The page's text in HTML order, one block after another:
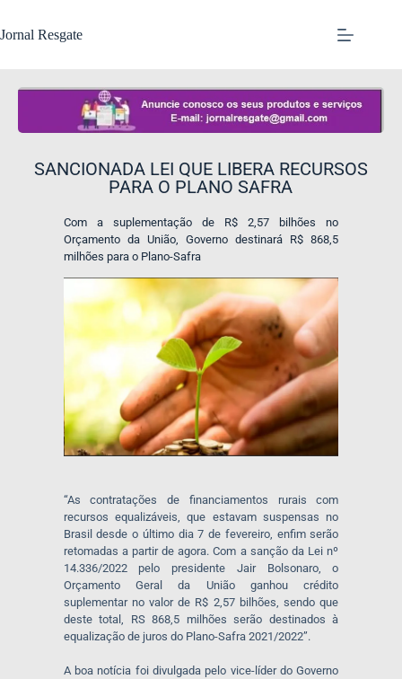
Jornal Resgate
SANCIONADA LEI QUE LIBERA RECURSOS
PARA O PLANO SAFRA
Com a suplementação de R$ 2,57 bilhões no
Orçamento da União, Governo destinará R$ 868,5
milhões para o Plano-Safra
“Ascontratações de financiamentos rurais com
recursos equalizáveis, que estavam suspensas no
Brasil desde o último dia 7 de fevereiro, enfim serão
retomadas a partir de agora. Com a sanção da Lei nº
14.336/2022 pelo presidente Jair Bolsonaro, o
Orçamento Geral da União ganhou crédito
suplementar no valor de R$ 2,57 bilhões , sendo que
deste total,
RS 868,5 milhões serão destinados à
equalização de juros do Plano-Safra 2021/2022”.
A boa notícia foi divulgada pelo vice-líder do Governo